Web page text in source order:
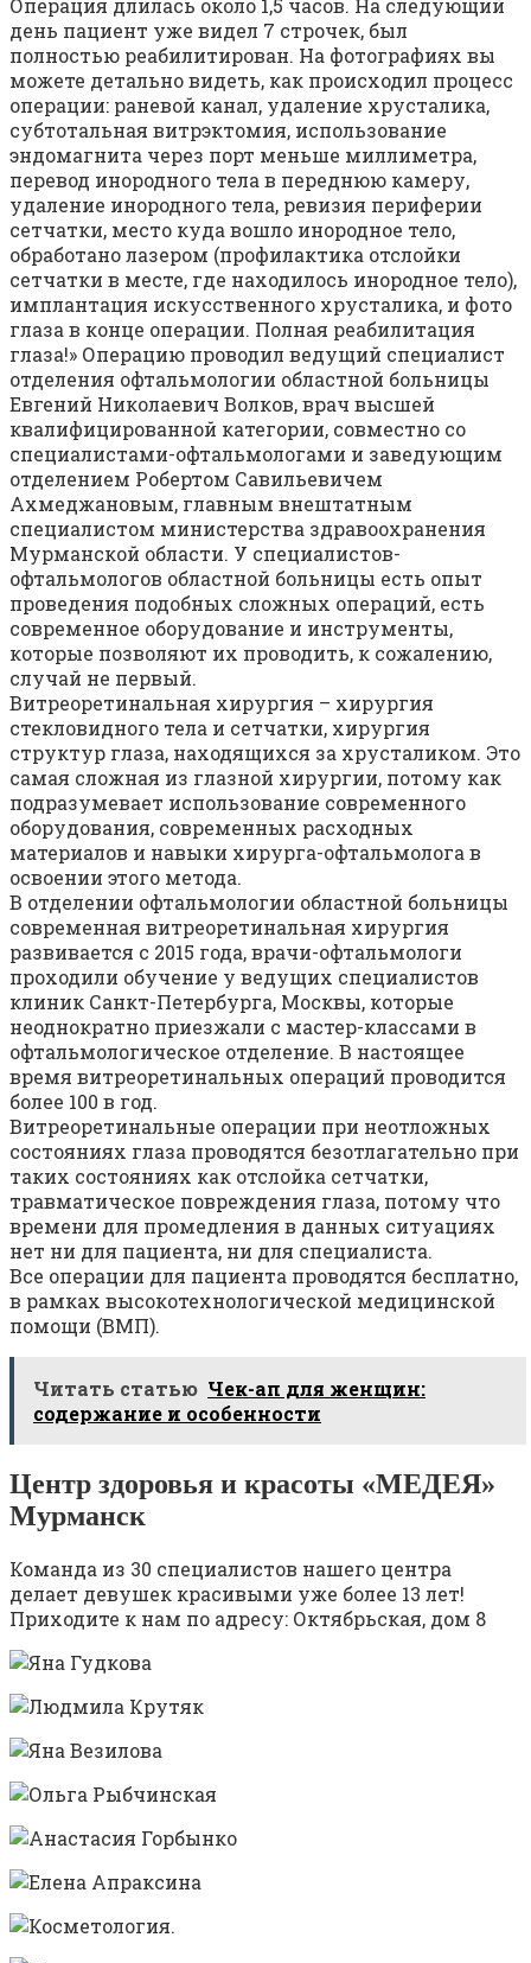
Операция длилась около 1,5 часов. На следующий
день пациент уже видел 7 строчек, был
полностью реабилитирован. На фотографиях вы
можете детально видеть, как происходил процесс
операции: раневой канал, удаление хрусталика,
субтотальная витрэктомия, использование
эндомагнита через порт меньше миллиметра,
перевод инородного тела в переднюю камеру,
удаление инородного тела, ревизия периферии
сетчатки, место куда вошло инородное тело,
обработано лазером (профилактика отслойки
сетчатки в месте, где находилось инородное тело),
имплантация искусственного хрусталика, и фото
глаза в конце операции. Полная реабилитация
глаза!» Операцию проводил ведущий специалист
отделения офтальмологии областной больницы
Евгений Николаевич Волков, врач высшей
квалифицированной категории, совместно со
специалистами-офтальмологами и заведующим
отделением Робертом Савильевичем
Ахмеджановым, главным внештатным
специалистом министерства здравоохранения
Мурманской области. У специалистов-
офтальмологов областной больницы есть опыт
проведения подобных сложных операций, есть
современное оборудование и инструменты,
которые позволяют их проводить, к сожалению,
случай не первый.
Витреоретинальная хирургия – хирургия
стекловидного тела и сетчатки, хирургия
структур глаза, находящихся за хрусталиком. Это
самая сложная из глазной хирургии, потому как
подразумевает использование современного
оборудования, современных расходных
материалов и навыки хирурга-офтальмолога в
освоении этого метода.
В отделении офтальмологии областной больницы
современная витреоретинальная хирургия
развивается с 2015 года, врачи-офтальмологи
проходили обучение у ведущих специалистов
клиник Санкт-Петербурга, Москвы, которые
неоднократно приезжали с мастер-классами в
офтальмологическое отделение. В настоящее
время витреоретинальных операций проводится
более 100 в год.
Витреоретинальные операции при неотложных
состояниях глаза проводятся безотлагательно при
таких состояниях как отслойка сетчатки,
травматическое повреждения глаза, потому что
времени для промедления в данных ситуациях
нет ни для пациента, ни для специалиста.
Все операции для пациента проводятся бесплатно,
в рамках высокотехнологической медицинской
помощи (ВМП).
Читать статью Чек-ап для женщин:
содержание и особенности
Центр здоровья и красоты «МЕДЕЯ»
Мурманск
Команда из 30 специалистов нашего центра
делает девушек красивыми уже более 13 лет!
Приходите к нам по адресу: Октябрьская, дом 8